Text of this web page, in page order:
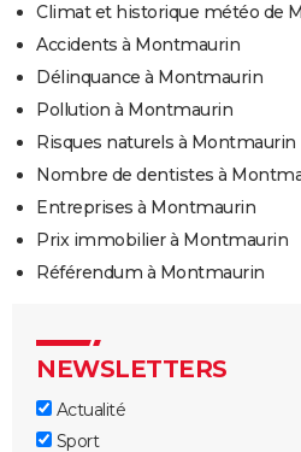
Climat et historique météo de
Accidents à Montmaurin
Délinquance à Montmaurin
Pollution à Montmaurin
Risques naturels à Montmaurin
Nombre de dentistes à
Entreprises à Montmaurin
Prix immobilier à Montmaurin
Référendum à Montmaurin
NEWSLETTERS
Actualité
Sport